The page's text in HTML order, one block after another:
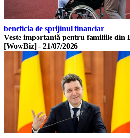
beneficia de sprijinul financiar
Veste importantă pentru familiile din
[WowBiz] - 21/07/2026